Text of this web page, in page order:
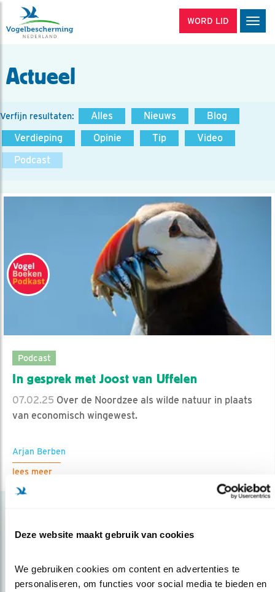
Deze website maakt gebruik van cookies
We gebruiken cookies om content en advertenties te
personaliseren, om functies voor social media te bieden en
WORD LID
Actueel
Verfijn resultaten: Alles Nieuws
Blog
Verdieping
Opinie Tip
Video
Podcast
Podcast
In gesprek met Joost van Uffelen
07.02.25 Over de Noordzee als wilde natuur in plaats
van economisch wingewest.
Arjan Berben
lees meer